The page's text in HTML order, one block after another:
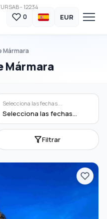
- 12234
0 EUR
Mármara
Mármara
Selecciona las fechas...
Selecciona las fechas...
Filtrar